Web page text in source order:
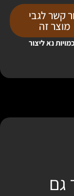
קשר לגבי
מוצר זה
נא ליצור
גם